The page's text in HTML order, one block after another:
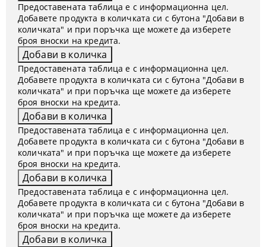
Предоставената таблица е с информационна цел.
Добавете продукта в количката си с бутона "Добави в
количката" и при поръчка ще можете да изберете
броя вноски на кредита.
Предоставената таблица е с информационна цел.
Добавете продукта в количката си с бутона "Добави в
количката" и при поръчка ще можете да изберете
броя вноски на кредита.
Предоставената таблица е с информационна цел.
Добавете продукта в количката си с бутона "Добави в
количката" и при поръчка ще можете да изберете
броя вноски на кредита.
Предоставената таблица е с информационна цел.
Добавете продукта в количката си с бутона "Добави в
количката" и при поръчка ще можете да изберете
броя вноски на кредита.